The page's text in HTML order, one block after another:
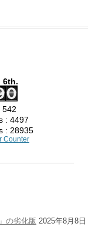
6th.
542
: 4497
: 28935
Counter
の劣化版 2025年8月8日